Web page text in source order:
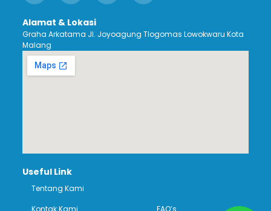
Alamat & Lokasi
Graha Arkatama Jl. Joyoagung Tlogomas Lowokwaru Kota
Malang
Useful Link
Tentang Kami